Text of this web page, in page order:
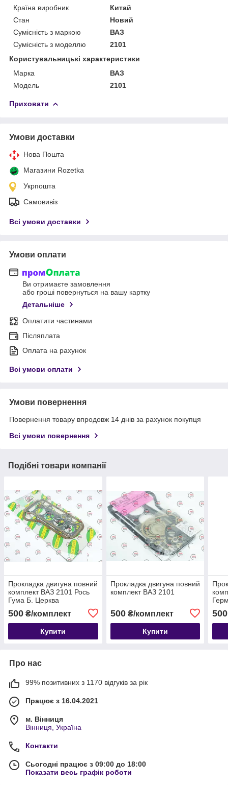
Країна виробник
Китай
Стан
Новий
Сумісність з маркою
ВАЗ
Сумісність з моделлю
2101
Користувальницькі характеристики
Марка
ВАЗ
Модель
2101
Приховати
Умови доставки
Нова Пошта
Магазини Rozetka
Укрпошта
Самовивіз
Всі умови доставки
Умови оплати
Ви отримаєте замовлення
або гроші повернуться на вашу картку
Детальніше
Оплатити частинами
Післяплата
Оплата на рахунок
Всі умови оплати
Умови повернення
Повернення товару впродовж 14 днів за рахунок покупця
Всі умови повернення
Подібні товари компанії
Прокладка двигуна повний
комплект ВАЗ 2101 Рось
Гума Б. Церква
500 ₴/комплект
Купити
Прокладка двигуна повний
комплект ВАЗ 2101
500₴/комплект
Купити
500
Про нас
99% позитивних з 1170 відгуків за рік
Працює з 16.04.2021
м. Вінниця
Вінниця, Україна
Контакти
Сьогодні працює з 09:00 до 18:00
Показати весь графік роботи